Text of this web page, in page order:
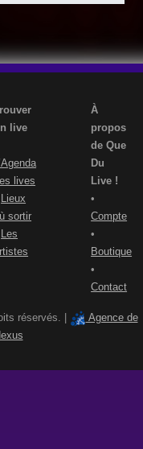
live
lives
Lieux
sortir
Les
À
propos
de Que
Du
Live !
•
Compte
•
Boutique
•
Contact
réservés. |
Agence de